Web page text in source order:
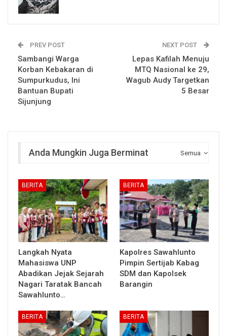
PREV POST
Sambangi Warga
Korban Kebakaran di
Sumpurkudus, Ini
Bantuan Bupati
Sijunjung
NEXT POST
Lepas Kafilah Menuju
MTQ Nasional ke 29,
Wagub Audy Targetkan
5 Besar
Semua
Anda Mungkin Juga Berminat
BERITA
Langkah Nyata
Mahasiswa UNP
Abadikan Jejak Sejarah
Nagari Taratak Bancah
Sawahlunto…
BERITA
Kapolres Sawahlunto
Pimpin Sertijab Kabag
SDM dan Kapolsek
Barangin
BERITA BERITA